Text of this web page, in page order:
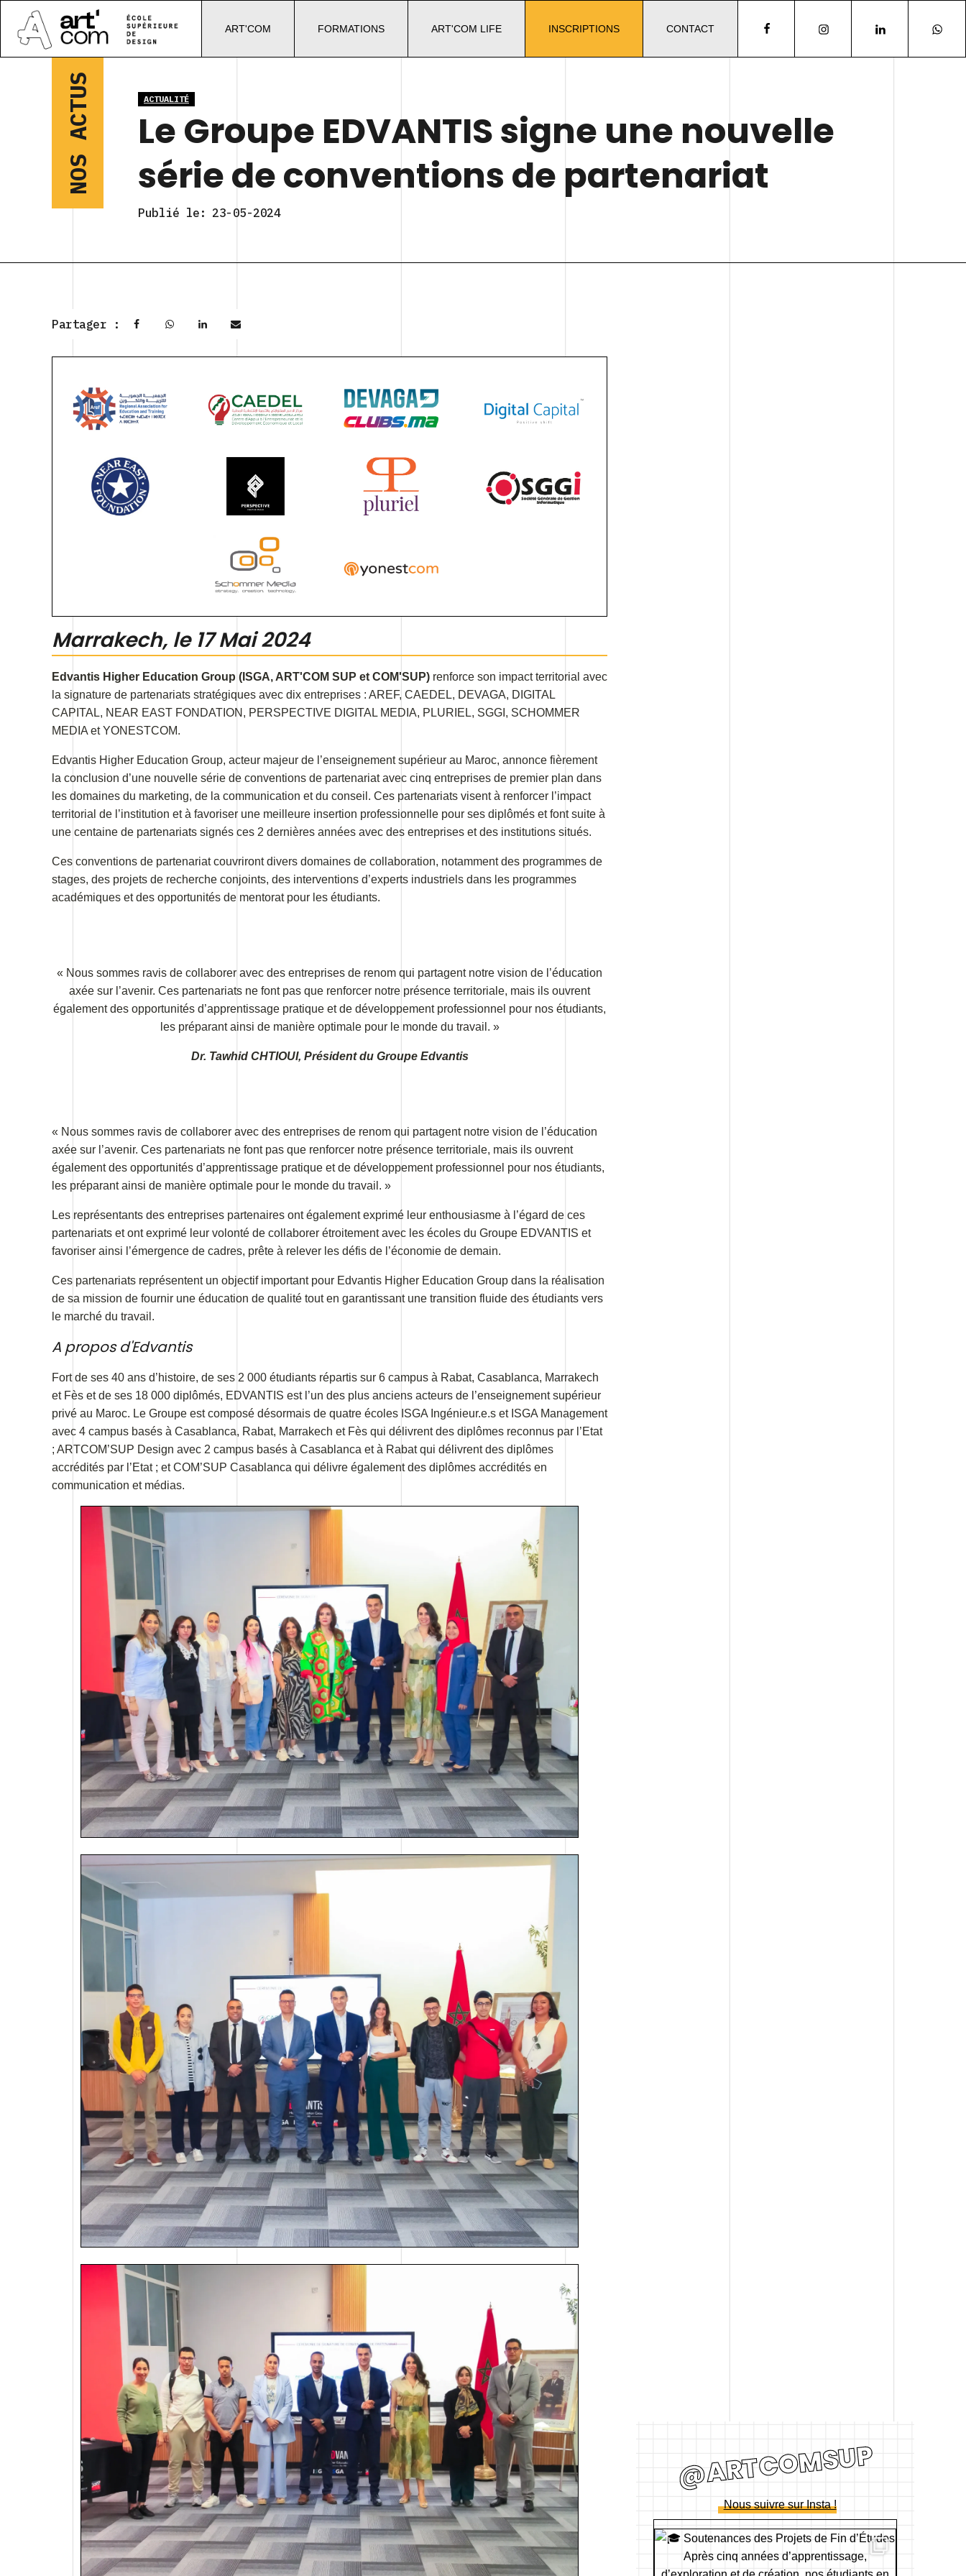
ART'COM FORMATIONS ART'COM LIFE INSCRIPTIONS CONTACT
NOS ACTUS ACTUALITÉ
Le Groupe EDVANTIS signe une nouvelle
série de conventions de partenariat
Publié le: 23-05-2024
Partager :
Marrakech, le 17 Mai 2024
Edvantis Higher Education Group (ISGA, ART'COM SUP et COM'SUP) renforce son impact territorial avec
la signature de partenariats stratégiques avec dix entreprises : AREF, CAEDEL, DEVAGA, DIGITAL
CAPITAL, NEAR EAST FONDATION, PERSPECTIVE DIGITAL MEDIA, PLURIEL, SGGI, SCHOMMER
MEDIA et YONESTCOM.
Edvantis Higher Education Group, acteur majeur de l’enseignement supérieur au Maroc, annonce fièrement
la conclusion d’une nouvelle série de conventions de partenariat avec cinq entreprises de premier plan dans
les domaines du marketing, de la communication et du conseil. Ces partenariats visent à renforcer l’impact
territorial de l’institution et à favoriser une meilleure insertion professionnelle pour ses diplômés et font suite à
une centaine de partenariats signés ces 2 dernières années avec des entreprises et des institutions situés.
Ces conventions de partenariat couvriront divers domaines de collaboration, notamment des programmes de
stages, des projets de recherche conjoints, des interventions d’experts industriels dans les programmes
académiques et des opportunités de mentorat pour les étudiants.
« Nous sommes ravis de collaborer avec des entreprises de renom qui partagent notre vision de l’éducation
axée sur l’avenir. Ces partenariats ne font pas que renforcer notre présence territoriale, mais ils ouvrent
également des opportunités d’apprentissage pratique et de développement professionnel pour nos étudiants,
les préparant ainsi de manière optimale pour le monde du travail. »
Dr. Tawhid CHTIOUI, Président du Groupe Edvantis
« Nous sommes ravis de collaborer avec des entreprises de renom qui partagent notre vision de l’éducation
axée sur l’avenir. Ces partenariats ne font pas que renforcer notre présence territoriale, mais ils ouvrent
également des opportunités d’apprentissage pratique et de développement professionnel pour nos étudiants,
les préparant ainsi de manière optimale pour le monde du travail. »
Les représentants des entreprises partenaires ont également exprimé leur enthousiasme à l’égard de ces
partenariats et ont exprimé leur volonté de collaborer étroitement avec les écoles du Groupe EDVANTIS et
favoriser ainsi l’émergence de cadres, prête à relever les défis de l’économie de demain.
Ces partenariats représentent un objectif important pour Edvantis Higher Education Group dans la réalisation
de sa mission de fournir une éducation de qualité tout en garantissant une transition fluide des étudiants vers
le marché du travail.
A propos d'Edvantis
Fort de ses 40 ans d’histoire, de ses 2 000 étudiants répartis sur 6 campus à Rabat, Casablanca, Marrakech
et Fès et de ses 18 000 diplômés, EDVANTIS est l’un des plus anciens acteurs de l’enseignement supérieur
privé au Maroc. Le Groupe est composé désormais de quatre écoles ISGA Ingénieur.e.s et ISGA Management
avec 4 campus basés à Casablanca, Rabat, Marrakech et Fès qui délivrent des diplômes reconnus par l’Etat
; ARTCOM’SUP Design avec 2 campus basés à Casablanca et à Rabat qui délivrent des diplômes
accrédités par l’Etat ; et COM’SUP Casablanca qui délivre également des diplômes accrédités en
communication et médias.
@ARTCOMSUP
Nous suivre sur Insta !